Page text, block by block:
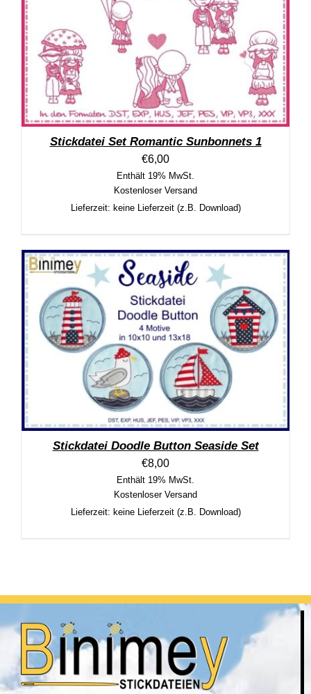
Stickdatei Set Romantic Sunbonnets 1
€6,00
Enthält 19% MwSt.
Kostenloser Versand
Lieferzeit: keine Lieferzeit (z.B. Download)
Stickdatei Doodle Button Seaside Set
€8,00
Enthält 19% MwSt.
Kostenloser Versand
Lieferzeit: keine Lieferzeit (z.B. Download)